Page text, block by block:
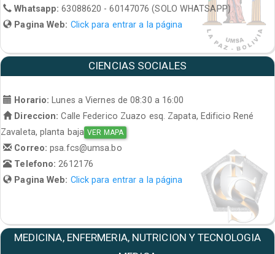
Whatsapp:63088620 - 60147076 (SOLO WHATSAPP)
Pagina Web: Click para entrar a la página
CIENCIAS SOCIALES
Horario:
Lunes a Viernes de 08:30 a 16:00
Direccion: Calle Federico Zuazo esq. Zapata, Edificio René
Zavaleta, planta baja VER MAPA
Correo:psa.fcs@umsa.bo
Telefono: 2612176
Pagina Web: Click para entrar a la página
MEDICINA, ENFERMERIA, NUTRICION Y TECNOLOGIA